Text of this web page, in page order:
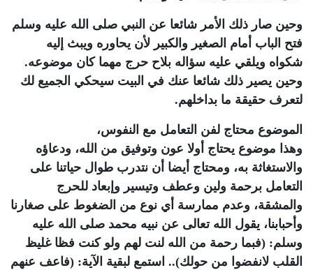
وحين صار ذلك الأمر شائعا عن النبي صلى الله عليه وسلم
فتح الباب أمام الصغير والكبير لأن يحاوره ويبث إليه
شكواه ويلقي عليه سؤاله بلاح حرج مهما كان موضوعه.
وحين يصير ذلك شائعا عنك في البيت سيحكي الجميع لك
لتعرف حقيقة ما بداخلهم.
الموضوع محتاج لفن التعامل مع النفوس،
وهذا موضوع يحتاج أولا عون وتوفيق من الله، ودعاؤه
والاستغاثة به، ومحتاج أيضا أن نتدرب طوال حياتنا على
التعامل برحمة ولين وعطف وتيسير وإبعاد للحرج
والمشقة، وعدم ممارسة أي نوع من الضغوط على صغارنا
وأحبابنا، يقول الله تعالى عن نبيه محمد صلى الله عليه
وسلم: (فبما رحمة من الله لنت لهم ولو كنت فظا غليظ
القلب لانفضوا من حولك).. استمع لبقية الآية: (فاعف عنهم